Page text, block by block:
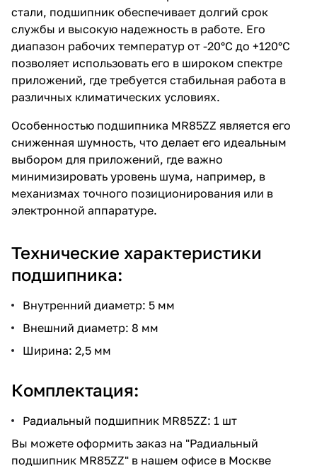
стали, подшипник обеспечивает долгий срок
службы и высокую надежность в работе. Его
диапазон рабочих температур от -20°C до +120°C
позволяет использовать его в широком спектре
приложений, где требуется стабильная работа в
различных климатических условиях.
Особенностью подшипника MR85ZZ является его
сниженная шумность, что делает его идеальным
выбором для приложений, где важно
минимизировать уровень шума, например, в
механизмах точного позиционирования или в
электронной аппаратуре.
Технические характеристики
подшипника:
Внутренний диаметр: 5 мм
Внешний диаметр: 8 мм
Ширина: 2,5 мм
Комплектация:
Радиальный подшипник MR85ZZ: 1 шт
Вы можете оформить заказ на "Радиальный
подшипник MR85ZZ" в нашем офисе в Москве